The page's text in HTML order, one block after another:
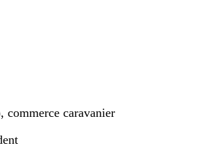
commerce caravanier